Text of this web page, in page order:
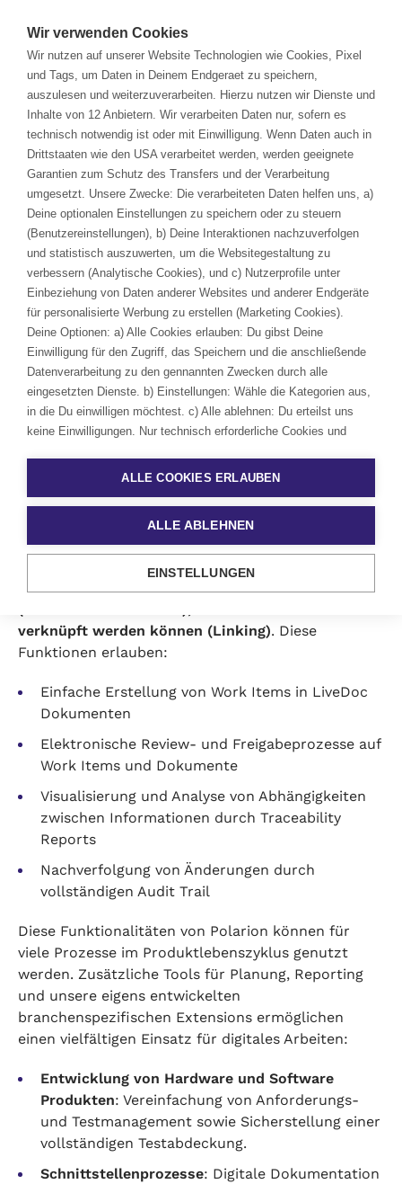
REFERENZEN
DOWNLOADS
Solutions
Branchen
Services & Training
Veranstaltungen
Unternehmen
Polarion ALM
Optimieren Sie Ihre Prozesse des Produktlebenszyklus
durch die Digitalisierung von Informationen in
Dokumenten.
Polarion Application Lifecycle
Management
Kernfunktionalität der browserbasierten
Application Lifecycle Management Software von
Siemens ist dasArbeiten mit Work Items
verknüpft werden können (Linking). Diese
Funktionen erlauben:
Einfache Erstellung von Work Items in LiveDoc
Dokumenten
Elektronische Review- und Freigabeprozesse auf
Work Items und Dokumente
Visualisierung und Analyse von Abhängigkeiten
zwischen Informationen durch Traceability
Reports
Nachverfolgung von Änderungen durch
vollständigen Audit Trail
Diese Funktionalitäten von Polarion können für
viele Prozesse im Produktlebenszyklus genutzt
werden. Zusätzliche Tools für Planung, Reporting
und unsere eigens entwickelten
branchenspezifischen Extensions ermöglichen
einen vielfältigen Einsatz für digitales Arbeiten:
Entwicklung von Hardware und Software
Produkten: Vereinfachung von Anforderungs-
und Testmanagement sowie Sicherstellung einer
vollständigen Testabdeckung.
Schnittstellenprozesse: Digitale Dokumentation
Wir verwenden Cookies
Wir nutzen auf unserer Website Technologien wie Cookies, Pixel
und Tags, um Daten in Deinem Endgeraet zu speichern,
auszulesen und weiterzuverarbeiten. Hierzu nutzen wir Dienste und
Inhalte von 12 Anbietern. Wir verarbeiten Daten nur, sofern es
technisch notwendig ist oder mit Einwilligung. Wenn Daten auch in
Drittstaaten wie den USA verarbeitet werden, werden geeignete
Garantien zum Schutz des Transfers und der Verarbeitung
umgesetzt. Unsere Zwecke: Die verarbeiteten Daten helfen uns, a)
Deine optionalen Einstellungen zu speichern oder zu steuern
(Benutzereinstellungen), b) Deine Interaktionen nachzuverfolgen
und statistisch auszuwerten, um die Websitegestaltung zu
verbessern (Analytische Cookies), und c) Nutzerprofile unter
Einbeziehung von Daten anderer Websites und anderer Endgeräte
für personalisierte Werbung zu erstellen (Marketing Cookies).
Deine Optionen: a) Alle Cookies erlauben: Du gibst Deine
Einwilligung für den Zugriff, das Speichern und die anschließende
Datenverarbeitung zu den gennannten Zwecken durch alle
eingesetzten Dienste. b) Einstellungen: Wähle die Kategorien aus,
in die Du einwilligen möchtest. c) Alle ablehnen: Du erteilst uns
keine Einwilligungen. Nur technisch erforderliche Cookies und
Einwilligungen jederzeit mit Wirkung für die Zukunft. Klicke dafür
Auswahl. Wenn Du einwilligst, erfolgt der Einsatz von Cookies und
ähnlichen Technologien in den aufgeführten Kategorien gem. § 25
Grundlage Deiner Einwilligung gem. Art. 6 Abs. 1 S. 1 lit. a
DSGVO. Lerne mehr
ALLE COOKIES ERLAUBEN
ALLE ABLEHNEN
EINSTELLUNGEN